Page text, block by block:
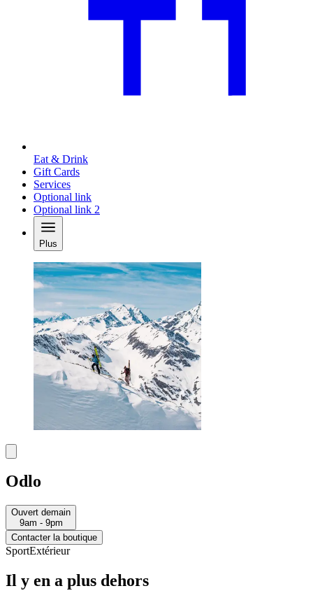
Eat & Drink
Gift Cards
Services
Optional link
Optional link 2
Plus
Odlo
Ouvert demain
9am - 9pm
Contacter la boutique
SportExtérieur
Il y en a plus dehors